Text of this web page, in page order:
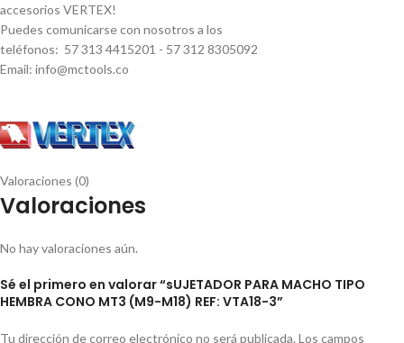
accesorios VERTEX!
Puedes comunicarse con nosotros a los
teléfonos: 57 313 4415201 - 57 312 8305092
Email: info@mctools.co
Valoraciones (0)
Valoraciones
No hay valoraciones aún.
Sé el primero en valorar “sUJETADOR PARA MACHO TIPO
HEMBRA CONO MT3 (M9-M18) REF: VTA18-3”
Tu dirección de correo electrónico no será publicada. Los campos